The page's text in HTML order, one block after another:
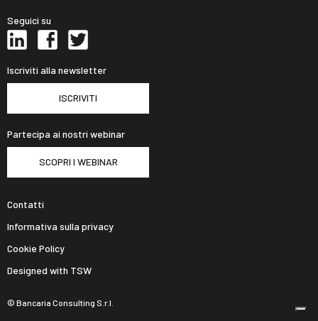
Seguici su
Iscriviti alla newsletter
ISCRIVITI
Partecipa ai nostri webinar
SCOPRI I WEBINAR
© Bancaria Consulting S.r.l.
Contatti
Informativa sulla privacy
Cookie Policy
Designed with TSW